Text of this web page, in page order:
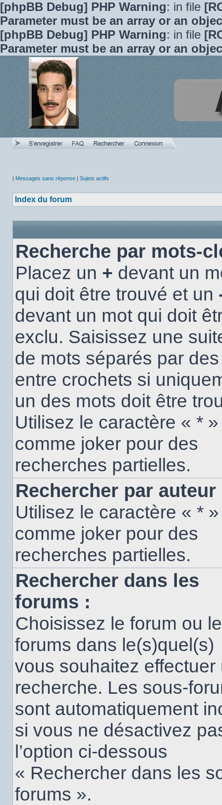
[phpBB Debug] PHP Warning: in file
Parameter must be an array or an
[phpBB Debug] PHP Warning: in file
Parameter must be an array or an
| Messages sans réponse | Sujets actifs
Index du forum
Recherche par mots-
Placez un + devant un
qui doit être trouvé et un
devant un mot qui doit
exclu. Saisissez une
de mots séparés par
entre crochets si
un des mots doit être
Utilisez le caractère « * »
comme joker pour des
recherches partielles.
Rechercher par auteur
Utilisez le caractère « * »
comme joker pour des
recherches partielles.
Rechercher dans les
forums :
Choisissez le forum ou
forums dans le(s)quel(s)
vous souhaitez effectuer
recherche. Les sous-
sont automatiquement
si vous ne désactivez
l’option ci-dessous
« Rechercher dans les
forums ».